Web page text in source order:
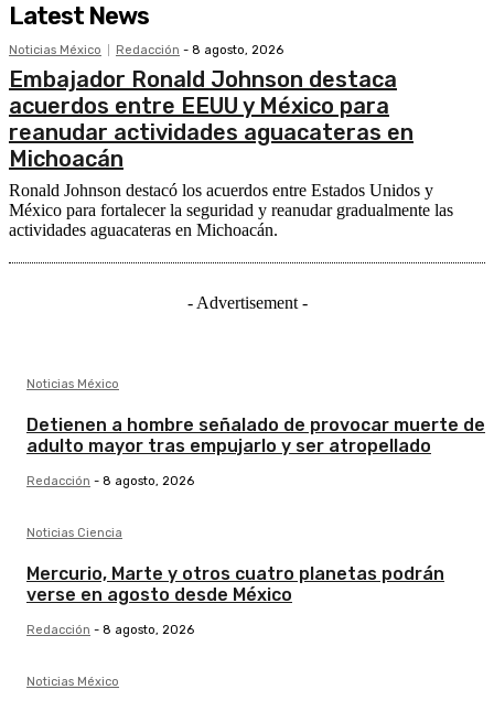
Latest News
Noticias México Redacción - 8 agosto, 2026
Embajador Ronald Johnson destaca
acuerdos entre EEUU y México para
reanudar actividades aguacateras en
Michoacán
Ronald Johnson destacó los acuerdos entre Estados Unidos y
México para fortalecer la seguridad y reanudar gradualmente las
actividades aguacateras en Michoacán.
- Advertisement -
Noticias México
Detienen a hombre señalado de provocar muerte de
adulto mayor tras empujarlo y ser atropellado
Redacción - 8 agosto, 2026
Noticias Ciencia
Mercurio, Marte y otros cuatro planetas podrán
verse en agosto desde México
Redacción - 8 agosto, 2026
Noticias México